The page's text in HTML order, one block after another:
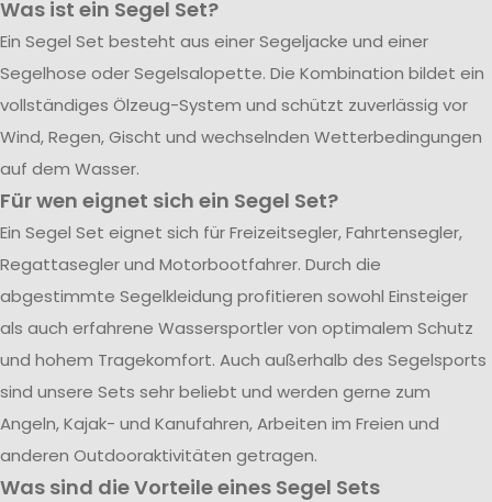
Was ist ein Segel Set?
Ein Segel Set besteht aus einer Segeljacke und einer
Segelhose oder Segelsalopette. Die Kombination bildet ein
vollständiges Ölzeug-System und schützt zuverlässig vor
Wind, Regen, Gischt und wechselnden Wetterbedingungen
auf dem Wasser.
Für wen eignet sich ein Segel Set?
Ein Segel Set eignet sich für Freizeitsegler, Fahrtensegler,
Regattasegler und Motorbootfahrer. Durch die
abgestimmte Segelkleidung profitieren sowohl Einsteiger
als auch erfahrene Wassersportler von optimalem Schutz
und hohem Tragekomfort. Auch außerhalb des Segelsports
sind unsere Sets sehr beliebt und werden gerne zum
Angeln, Kajak- und Kanufahren, Arbeiten im Freien und
anderen Outdooraktivitäten getragen.
Was sind die Vorteile eines Segel Sets